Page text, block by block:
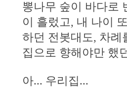
뽕나무 숲이 바다로
이 흘렀고, 내 나이
하던 전봇대도, 차례
집으로 향해야만 했
아... 우리집...